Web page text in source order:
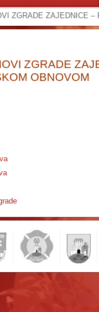
ZGRADE ZAJEDNICE
ZGRADE
OBNOVOM